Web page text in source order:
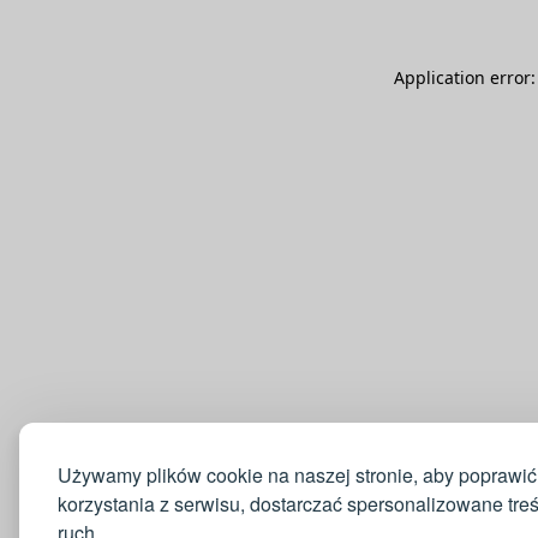
Używamy plików cookie na naszej stronie, aby
korzystania z serwisu, dostarczać spersonalizowane
Application